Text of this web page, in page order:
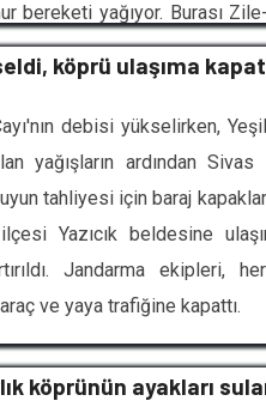
yağıyor. Burası Zile-
zarar gelmez" dedi.
köprü ulaşıma
debisi yükselirken,
ardından Sivas
tahliyesi için baraj
Yazıcık beldesine
Jandarma ekipleri,
ve yaya trafiğine kapattı.
köprünün ayakları